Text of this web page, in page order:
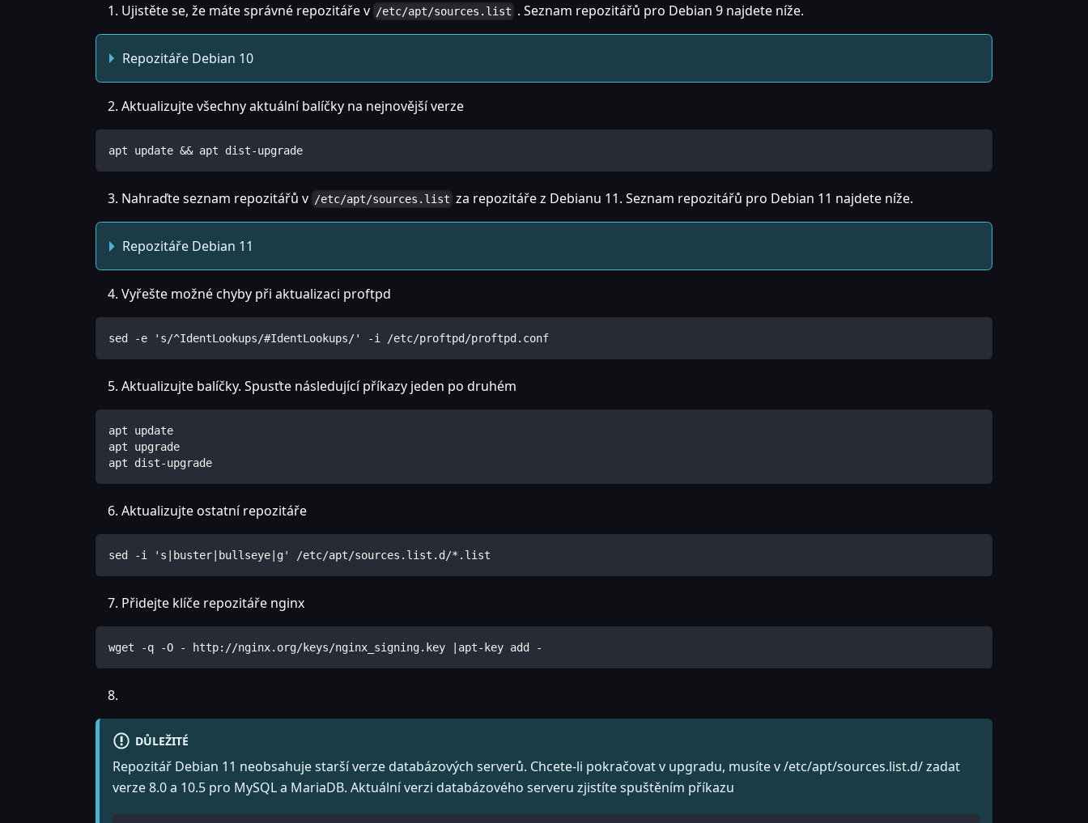
Ujistěte se, že máte správné repozitáře v /etc/apt/sources.list . Seznam repozitářů pro Debian 9 najdete níže.
Repozitáře Debian 10
Aktualizujte všechny aktuální balíčky na nejnovější verze
apt update && apt dist-upgrade
Nahraďte seznam repozitářů v /etc/apt/sources.list za repozitáře z Debianu 11. Seznam repozitářů pro Debian 11 najdete níže.
Repozitáře Debian 11
Vyřešte možné chyby při aktualizaci proftpd
sed -e 's/^IdentLookups/#IdentLookups/' -i /etc/proftpd/proftpd.conf
Aktualizujte balíčky. Spusťte následující příkazy jeden po druhém
apt update
apt upgrade
apt dist-upgrade
Aktualizujte ostatní repozitáře
sed -i 's|buster|bullseye|g' /etc/apt/sources.list.d/*.list
Přidejte klíče repozitáře nginx
wget -q -O - http://nginx.org/keys/nginx_signing.key |apt-key add -
DŮLEŽITÉ
Repozitář Debian 11 neobsahuje starší verze databázových serverů. Chcete-li pokračovat v upgradu, musíte v /etc/apt/sources.list.d/ zadat
verze 8.0 a 10.5 pro MySQL a MariaDB. Aktuální verzi databázového serveru zjistíte spuštěním příkazu